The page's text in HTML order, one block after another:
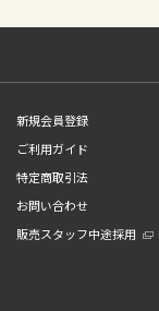
新規会員登録
ご利用ガイド
特定商取引法
お問い合わせ
販売スタッフ中途採用